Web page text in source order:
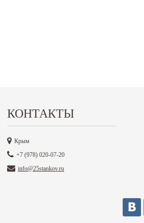
КОНТАКТЫ
Крым
+7 (978) 020-07-20
info@25stankov.ru